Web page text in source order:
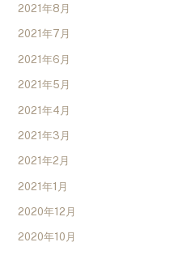
2021年8月
2021年7月
2021年6月
2021年5月
2021年4月
2021年3月
2021年2月
2021年1月
2020年12月
2020年10月